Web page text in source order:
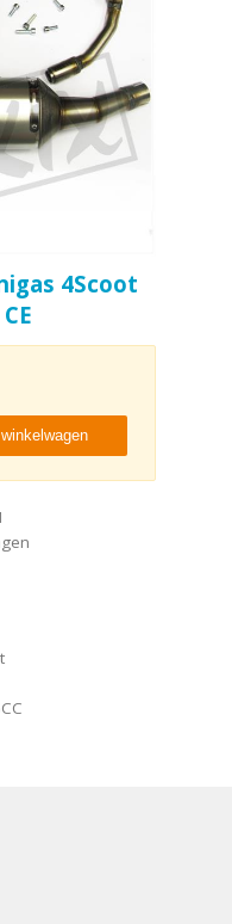
4Scoot